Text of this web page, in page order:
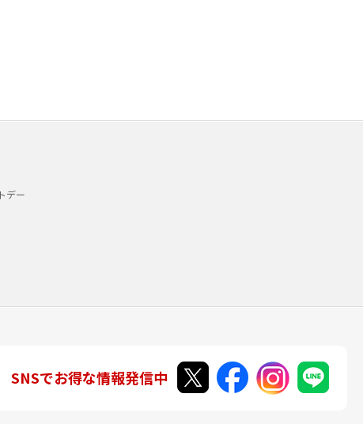
デー
SNSでお得な情報発信中